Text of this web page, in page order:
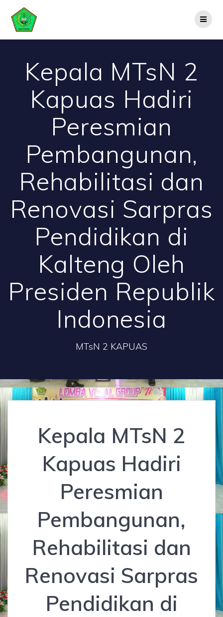
Kepala MTsN 2
Kapuas Hadiri
Peresmian
Pembangunan,
Rehabilitasi dan
Renovasi Sarpras
Pendidikan di
Kalteng Oleh
Presiden Republik
Indonesia
MTsN 2 KAPUAS
Kepala MTsN 2
Kapuas Hadiri
Peresmian
Pembangunan,
Rehabilitasi dan
Renovasi Sarpras
Pendidikan di